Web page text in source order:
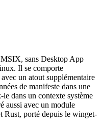
sans Desktop App
Il se comporte
un atout supplémentaire
de manifeste dans une
dans un contexte système
aussi avec un module
Rust, porté depuis le winget-